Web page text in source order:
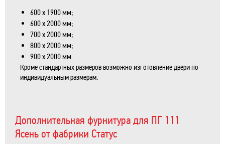
600 х 1900 мм;
600 х 2000 мм;
700 х 2000 мм;
800 х 2000 мм;
900 х 2000 мм.
Кроме стандартных размеров возможно изготовление двери по
индивидуальным размерам.
Дополнительная фурнитура для ПГ 111
Ясень от фабрики Статус